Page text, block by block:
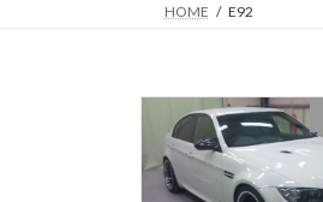
HOME E92